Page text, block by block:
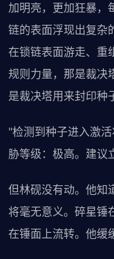
加明亮，更加狂暴，
链的表面浮现出复杂
在锁链表面游走、重
规则力量，那是裁决
是裁决塔用来封印种
"检测到种子进入激
胁等级：极高。建议
但林砚没有动。他知
将毫无意义。碎星锤
在锤面上流转。他缓